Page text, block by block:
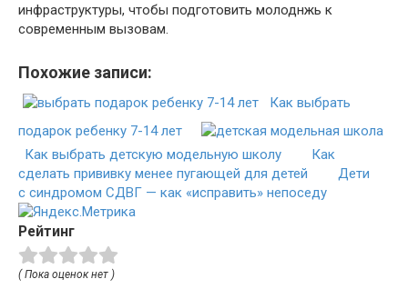
инфраструктуры, чтобы подготовить молоднжь к
современным вызовам.
Похожие записи:
Как выбрать
подарок ребенку 7-14 лет
Как выбрать детскую модельную школу
Как
сделать прививку менее пугающей для детей
Дети
с синдромом СДВГ — как «исправить» непоседу
Рейтинг
( Пока оценок нет )